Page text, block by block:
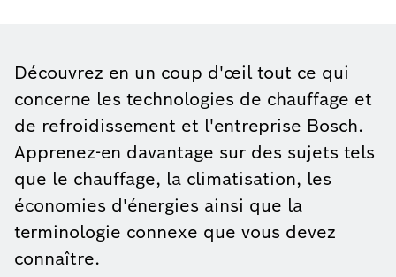
Découvrez en un coup d'œil tout ce qui
concerne les technologies de chauffage et
de refroidissement et l'entreprise Bosch.
Apprenez-en davantage sur des sujets tels
que le chauffage, la climatisation, les
économies d'énergies ainsi que la
terminologie connexe que vous devez
connaître.